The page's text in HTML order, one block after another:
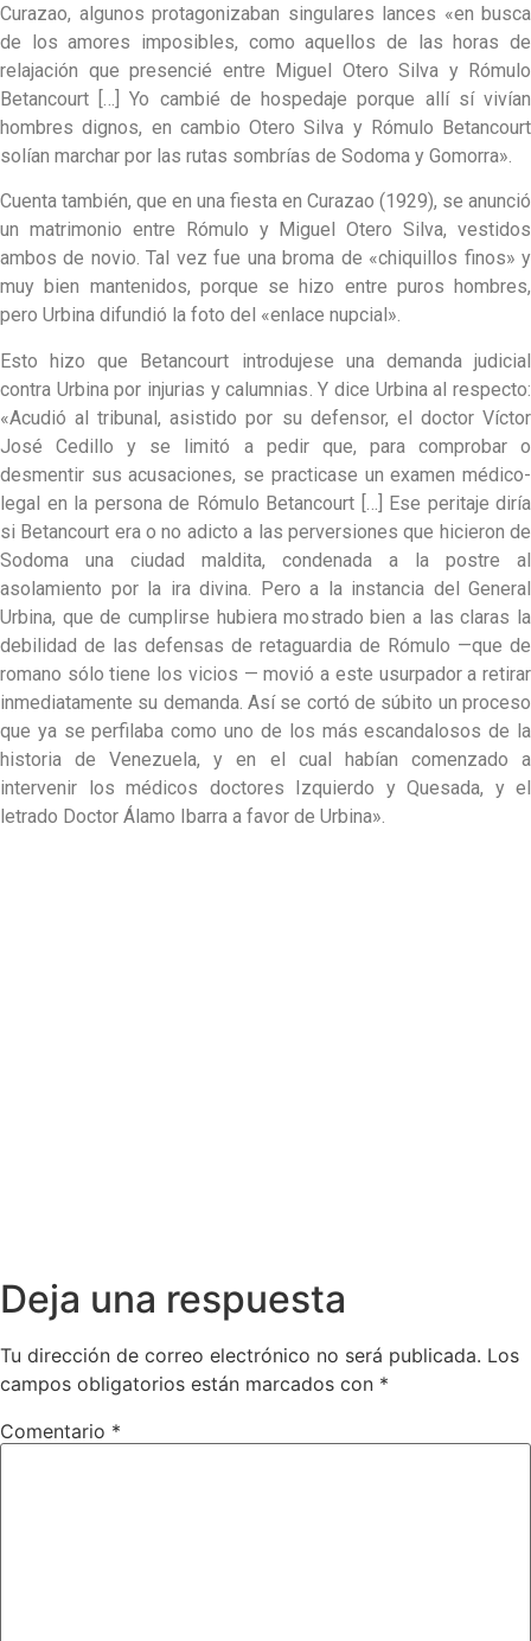
Curazao, algunos protagonizaban singulares lances «en busca
de los amores imposibles, como aquellos de las horas de
relajación que presencié entre Miguel Otero Silva y Rómulo
Betancourt […] Yo cambié de hospedaje porque allí sí vivían
hombres dignos, en cambio Otero Silva y Rómulo Betancourt
solían marchar por las rutas sombrías de Sodoma y Gomorra».
Cuenta también, que en una fiesta en Curazao (1929), se anunció
un matrimonio entre Rómulo y Miguel Otero Silva, vestidos
ambos de novio. Tal vez fue una broma de «chiquillos finos» y
muy bien mantenidos, porque se hizo entre puros hombres,
pero Urbina difundió la foto del «enlace nupcial».
Esto hizo que Betancourt introdujese una demanda judicial
contra Urbina por injurias y calumnias. Y dice Urbina al respecto:
«Acudió al tribunal, asistido por su defensor, el doctor Víctor
José Cedillo y se limitó a pedir que, para comprobar o
desmentir sus acusaciones, se practicase un examen médico-
legal en la persona de Rómulo Betancourt […] Ese peritaje diría
si Betancourt era o no adicto a las perversiones que hicieron de
Sodoma una ciudad maldita, condenada a la postre al
asolamiento por la ira divina. Pero a la instancia del General
Urbina, que de cumplirse hubiera mostrado bien a las claras la
debilidad de las defensas de retaguardia de Rómulo —que de
romano sólo tiene los vicios — movió a este usurpador a retirar
inmediatamente su demanda. Así se cortó de súbito un proceso
que ya se perfilaba como uno de los más escandalosos de la
historia de Venezuela, y en el cual habían comenzado a
intervenir los médicos doctores Izquierdo y Quesada, y el
letrado Doctor Álamo Ibarra a favor de Urbina».
Deja una respuesta
Tu dirección de correo electrónico no será publicada. Los
campos obligatorios están marcados con *
Comentario *